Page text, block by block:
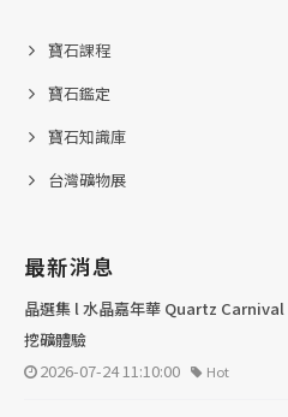
寶石課程
寶石鑑定
寶石知識庫
台灣礦物展
最新消息
晶選集 l 水晶嘉年華 Quartz
挖礦體驗
2026-07-24 11:10:00
Hot